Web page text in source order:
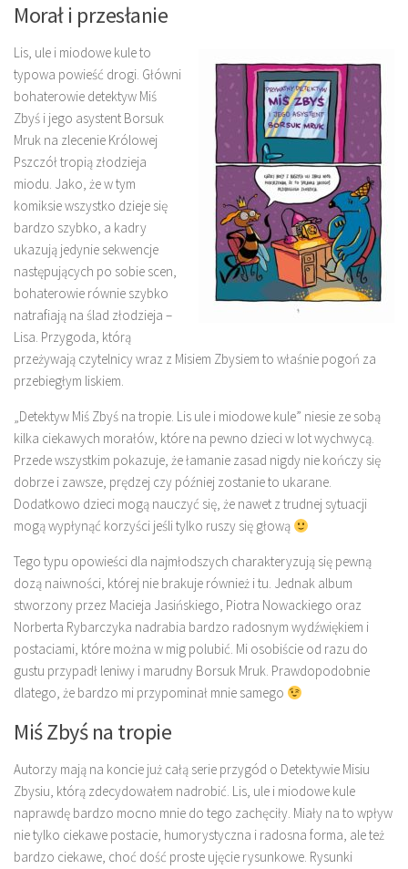
Morał i przesłanie
Lis, ule i miodowe kule to
typowa powieść drogi. Główni
bohaterowie detektyw Miś
Zbyś i jego asystent Borsuk
Mruk na zlecenie Królowej
Pszczół tropią złodzieja
miodu. Jako, że w tym
komiksie wszystko dzieje się
bardzo szybko, a kadry
ukazują jedynie sekwencje
następujących po sobie scen,
bohaterowie równie szybko
natrafiają na ślad złodzieja –
Lisa. Przygoda, którą
przeżywają czytelnicy wraz z Misiem Zbysiem to właśnie pogoń za
przebiegłym liskiem.
„Detektyw Miś Zbyś na tropie. Lis ule i miodowe kule” niesie ze sobą
kilka ciekawych morałów, które na pewno dzieci w lot wychwycą.
Przede wszystkim pokazuje, że łamanie zasad nigdy nie kończy się
dobrze i zawsze, prędzej czy później zostanie to ukarane.
Dodatkowo dzieci mogą nauczyć się, że nawet z trudnej sytuacji
mogą wypłynąć korzyści jeśli tylko ruszy się głową
Tego typu opowieści dla najmłodszych charakteryzują się pewną
dozą naiwności, której nie brakuje również i tu. Jednak album
stworzony przez Macieja Jasińskiego, Piotra Nowackiego oraz
Norberta Rybarczyka nadrabia bardzo radosnym wydźwiękiem i
postaciami, które można w mig polubić. Mi osobiście od razu do
gustu przypadł leniwy i marudny Borsuk Mruk. Prawdopodobnie
dlatego, że bardzo mi przypominał mnie samego
Miś Zbyś na tropie
Autorzy mają na koncie już całą serie przygód o Detektywie Misiu
Zbysiu, którą zdecydowałem nadrobić. Lis, ule i miodowe kule
naprawdę bardzo mocno mnie do tego zachęciły. Miały na to wpływ
nie tylko ciekawe postacie, humorystyczna i radosna forma, ale też
bardzo ciekawe, choć dość proste ujęcie rysunkowe. Rysunki